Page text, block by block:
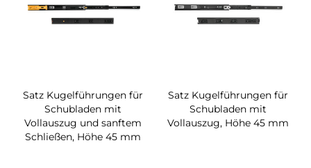
Satz Kugelführungen für
Schubladen mit
Vollauszug und sanftem
Schließen, Höhe 45 mm
Satz Kugelführungen für
Schubladen mit
Vollauszug, Höhe 45 mm